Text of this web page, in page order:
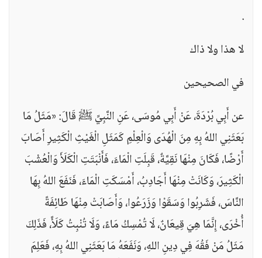
.
لا هذا ولا ذاك
في الصحيحين
عن أَبِي بُرْدَةَ، عَنْ أَبِي مُوسَى، عَنِ النَّبِيِّ ﷺ قَالَ: «مَثَلُ مَا
بَعَثَنِي اللهُ بِهِ مِنَ الْهُدَى وَالْعِلْمِ كَمَثَلِ الْغَيْثِ الْكَثِيرِ أَصَابَ
أَرْضًا، فَكَانَ مِنْهَا نَقِيَّةٌ، قَبِلَتِ الْمَاءَ، فَأَنْبَتَتِ الْكَلَأَ وَالْعُشْبَ
الْكَثِيرَ، وَكَانَتْ مِنْهَا أَجَادِبُ، أَمْسَكَتِ الْمَاءَ، فَنَفَعَ اللهُ بِهَا
النَّاسَ، فَشَرِبُوا وَسَقَوْا وَزَرَعُوا، وَأَصَابَتْ مِنْهَا طَائِفَةً
أُخْرَى، إِنَّمَا هِيَ قِيعَانٌ، لَا تُمْسِكُ مَاءً، وَلَا تُنْبِتُ كَلَأً، فَذَلِكَ
مَثَلُ مَنْ فَقُهَ فِي دِينِ اللهِ، وَنَفَعَهُ مَا بَعَثَنِي اللهُ بِهِ، فَعَلِمَ